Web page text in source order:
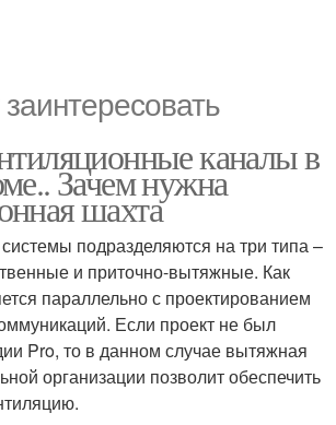
каналы в
Зачем нужна
шахта
подразделяются на три типа –
и приточно-вытяжные. Как
параллельно с проектированием
Если проект не был
Pro, то в данном случае вытяжная
организации позволит обеспечить